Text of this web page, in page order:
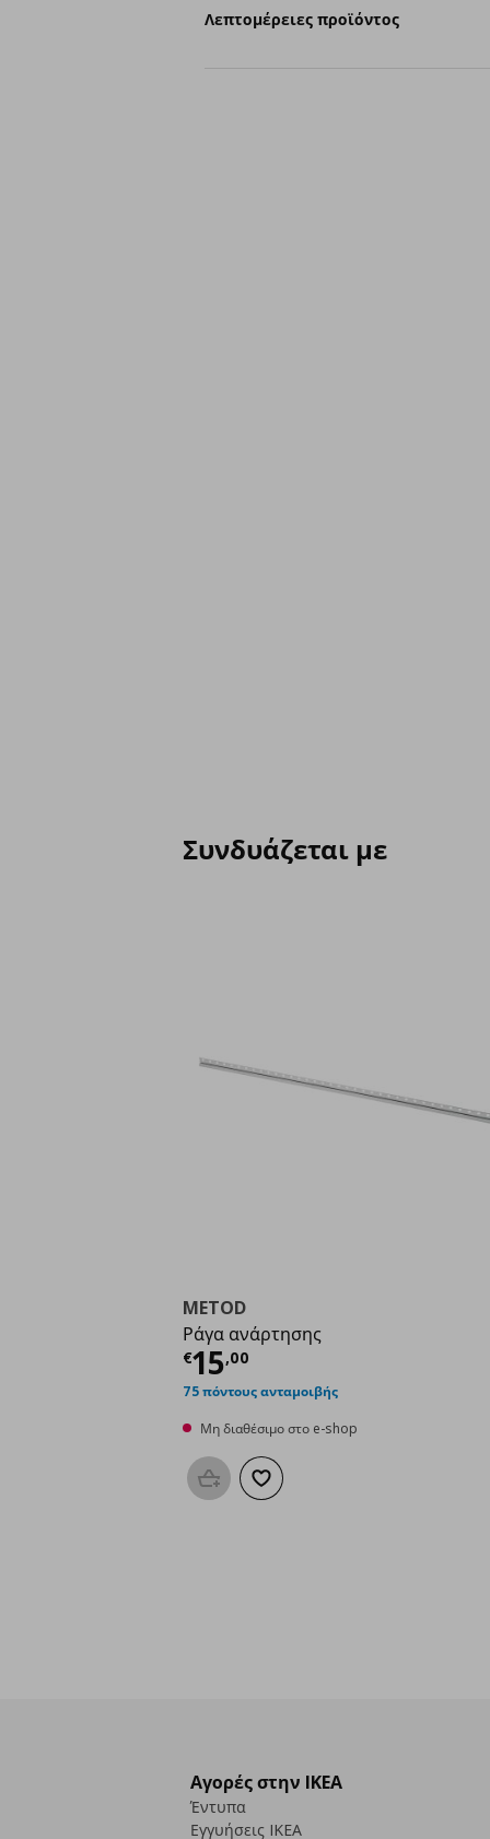
Λεπτομέρειες προϊόντος
Συνδυάζεται με
METOD
Ράγα ανάρτησης
€15,00
Τρέχουσα τιμή
75 πόντους ανταμοιβής
Μη διαθέσιμο στο e-shop
Προσθήκη στο καλάθι
Προσθήκη στα αγαπημένα
Αγορές στην IKEA
Έντυπα
Εγγυήσεις IKEA